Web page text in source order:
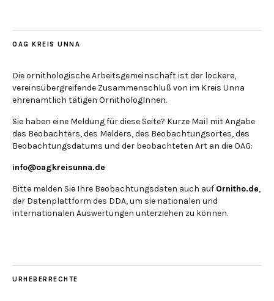
OAG KREIS UNNA
Die ornithologische Arbeitsgemeinschaft ist der lockere,
vereinsübergreifende Zusammenschluß von im Kreis Unna
ehrenamtlich tätigen OrnithologInnen.
Sie haben eine Meldung für diese Seite? Kurze Mail mit Angabe
des Beobachters, des Melders, des Beobachtungsortes, des
Beobachtungsdatums und der beobachteten Art an die OAG:
info@oagkreisunna.de
Bitte melden Sie Ihre Beobachtungsdaten auch auf Ornitho.de,
der Datenplattform des DDA, um sie nationalen und
internationalen Auswertungen unterziehen zu können.
URHEBERRECHTE